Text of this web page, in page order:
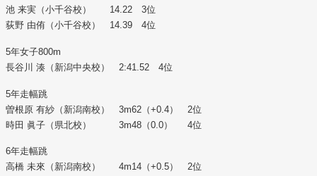
池 来実（小千谷校） 14.22 3位
荻野 由侑（小千谷校） 14.39 4位
5年女子800m
長谷川 湊（新潟中央校） 2:41.52 4位
5年走幅跳
曽根原 有紗（新潟南校） 3m62（+0.4） 2位
時田 眞子（県北校） 3m48（0.0） 4位
6年走幅跳
高橋 未來（新潟南校） 4m14（+0.5） 2位